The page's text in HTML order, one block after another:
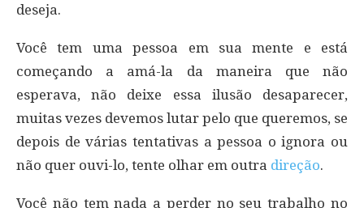
deseja.
Você tem uma pessoa em sua mente e está
começando a amá-la da maneira que não
esperava, não deixe essa ilusão desaparecer,
muitas vezes devemos lutar pelo que queremos, se
depois de várias tentativas a pessoa o ignora ou
não quer ouvi-lo, tente olhar em outra direção.
Você não tem nada a perder no seu trabalho no